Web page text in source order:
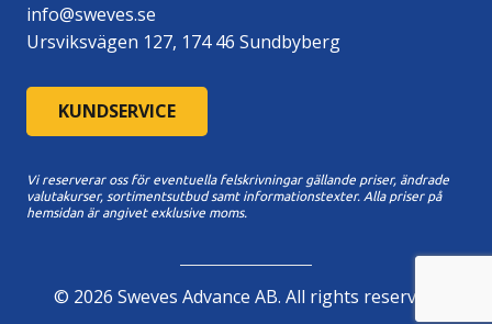
info@sweves.se
Ursviksvägen 127, 174 46 Sundbyberg
KUNDSERVICE
Vi reserverar oss för eventuella felskrivningar gällande priser, ändrade
valutakurser, sortimentsutbud samt informationstexter. Alla priser på
hemsidan är angivet exklusive moms.
© 2026 Sweves Advance AB. All rights reserved.